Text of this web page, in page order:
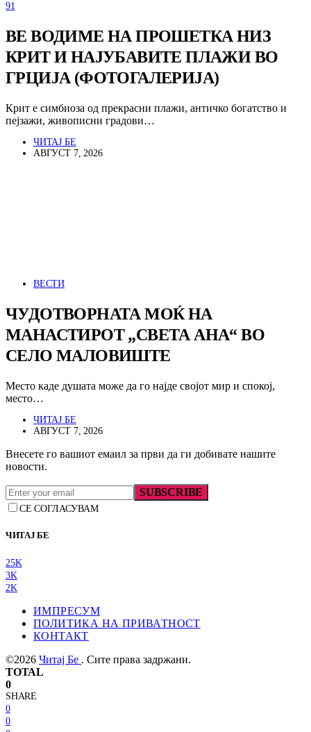
91
ВЕ ВОДИМЕ НА ПРОШЕТКА НИЗ
КРИТ И НАЈУБАВИТЕ ПЛАЖИ ВО
ГРЦИЈА (ФОТОГАЛЕРИЈА)
Крит е симбиоза од прекрасни плажи, античко богатство и
пејзажи, живописни градови…
ЧИТАЈ БЕ
АВГУСТ 7, 2026
ВЕСТИ
ЧУДОТВОРНАТА МОЌ НА
МАНАСТИРОТ „СВЕТА АНА“ ВО
СЕЛО МАЛОВИШТЕ
Место каде душата може да го најде својот мир и спокој,
место…
ЧИТАЈ БЕ
АВГУСТ 7, 2026
Внесете го вашиот емаил за први да ги добивате нашите
новости.
SUBSCRIBE
СЕ СОГЛАСУВАМ
ЧИТАЈ БЕ
25K
3K
2K
ИМПРЕСУМ
ПОЛИТИКА НА ПРИВАТНОСТ
КОНТАКТ
©2026 Читај Бе . Сите права задржани.
TOTAL
0
SHARE
0
0